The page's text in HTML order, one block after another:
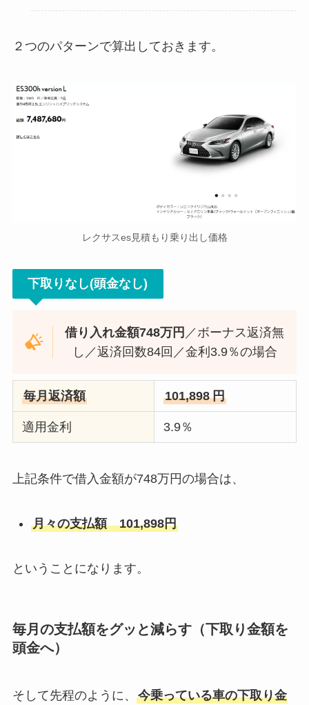
２つのパターンで算出しておきます。
レクサスes見積もり乗り出し価格
下取りなし(頭金なし)
借り入れ金額748万円 ／ボーナス返済無
し／返済回数84回／金利3.9％の場合
毎月返済額 101,898 円
適用金利 3.9％
上記条件で借入金額が748万円の場合は、
月々の支払額 101,898円
ということになります。
毎月の支払額をグッと減らす（下取り金額を
頭金へ）
そして先程のように、 今乗っている車の下取り金